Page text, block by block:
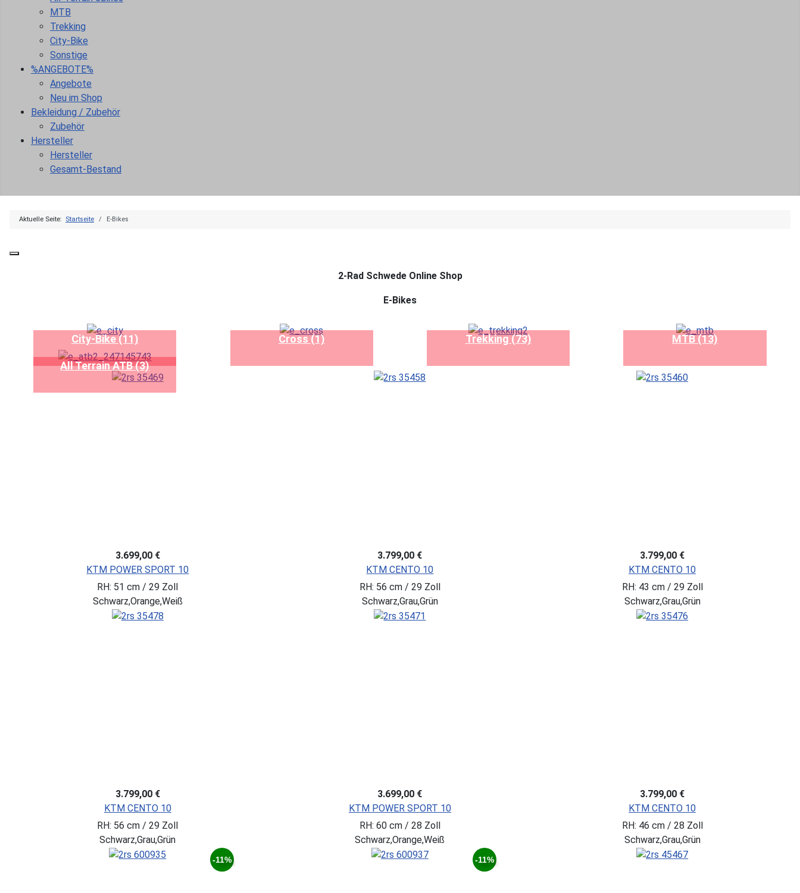
MTB
Trekking
City-Bike
Sonstige
%ANGEBOTE%
Angebote
Neu im Shop
Bekleidung / Zubehör
Zubehör
Hersteller
Hersteller
Gesamt-Bestand
Aktuelle Seite: Startseite E-Bikes
2-Rad Schwede Online Shop
E-Bikes
City-Bike (11) Cross (1) Trekking (73) MTB (13)
All Terrain ATB (3)
3.699,00 €
KTM POWER SPORT 10
RH: 51 cm / 29 Zoll
Schwarz,Orange,Weiß
3.799,00 €
KTM CENTO 10
RH: 56 cm / 29 Zoll
Schwarz,Grau,Grün
3.799,00 €
KTM CENTO 10
RH: 43 cm / 29 Zoll
Schwarz,Grau,Grün
3.799,00 €
KTM CENTO 10
RH: 56 cm / 29 Zoll
Schwarz,Grau,Grün
3.699,00 €
KTM POWER SPORT 10
RH: 60 cm / 28 Zoll
Schwarz,Orange,Weiß
3.799,00 €
KTM CENTO 10
RH: 46 cm / 28 Zoll
Schwarz,Grau,Grün
-11% -11%